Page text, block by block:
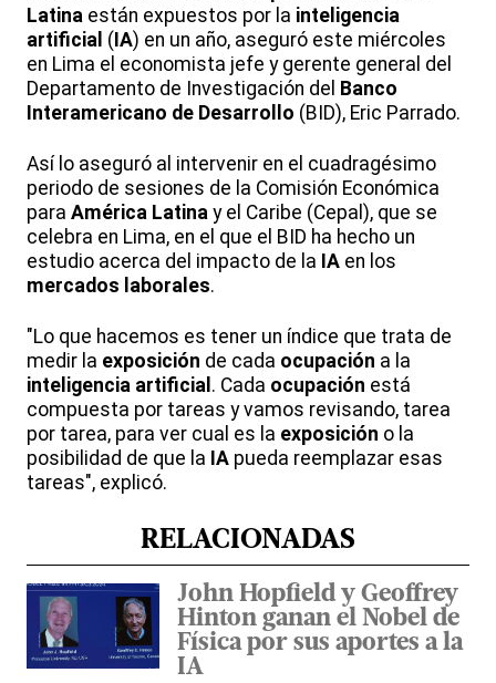
Latina están expuestos por la inteligencia
artificial ( IA) en un año, aseguró este miércoles
en Lima el economista jefe y gerente general del
Departamento de Investigación del Banco
Interamericano de Desarrollo (BID), Eric Parrado.
Así lo aseguró al intervenir en el cuadragésimo
periodo de sesiones de la Comisión Económica
para América Latina y el Caribe (Cepal), que se
celebra en Lima, en el que el BID ha hecho un
estudio acerca del impacto de la IA en los
mercados laborales.
"Lo que hacemos es tener un índice que trata de
medir la exposición de cada ocupación a la
inteligencia artificial . Cada ocupación está
compuesta por tareas y vamos revisando, tarea
por tarea, para ver cual es la exposición o la
posibilidad de que la IA pueda reemplazar esas
tareas", explicó.
RELACIONADAS
John Hopfield y Geoffrey
Hinton ganan el Nobel de
Física por sus aportes a la
IA